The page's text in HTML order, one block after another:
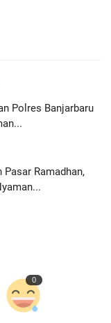
Polres Banjarbaru
Ramadhan,
0